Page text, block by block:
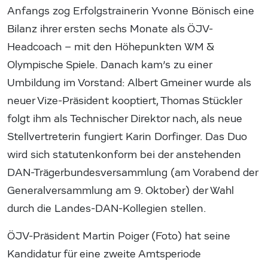
Anfangs zog Erfolgstrainerin Yvonne Bönisch eine
Bilanz ihrer ersten sechs Monate als ÖJV-
Headcoach – mit den Höhepunkten WM &
Olympische Spiele. Danach kam’s zu einer
Umbildung im Vorstand: Albert Gmeiner wurde als
neuer Vize-Präsident kooptiert, Thomas Stückler
folgt ihm als Technischer Direktor nach, als neue
Stellvertreterin fungiert Karin Dorfinger. Das Duo
wird sich statutenkonform bei der anstehenden
DAN-Trägerbundesversammlung (am Vorabend der
Generalversammlung am 9. Oktober) der Wahl
durch die Landes-DAN-Kollegien stellen.
ÖJV-Präsident Martin Poiger (Foto) hat seine
Kandidatur für eine zweite Amtsperiode